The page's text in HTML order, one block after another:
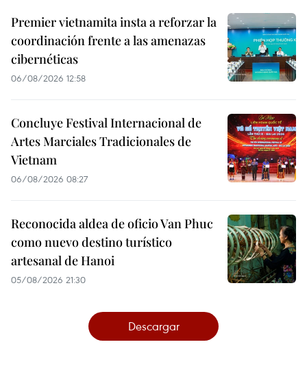
Premier vietnamita insta a reforzar la
coordinación frente a las amenazas
cibernéticas
06/08/2026 12:58
Concluye Festival Internacional de
Artes Marciales Tradicionales de
Vietnam
06/08/2026 08:27
Reconocida aldea de oficio Van Phuc
como nuevo destino turístico
artesanal de Hanoi
05/08/2026 21:30
Descargar